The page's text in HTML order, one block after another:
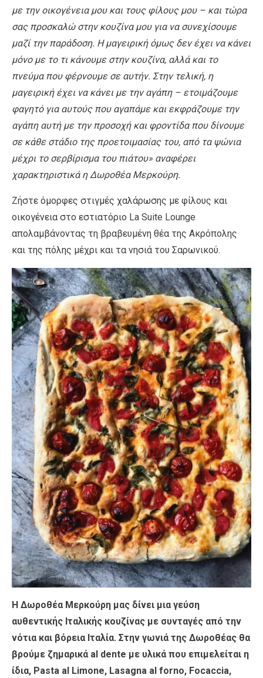
με την οικογένεια μου και τους φίλους μου – και τώρα
σας προσκαλώ στην κουζίνα μου για να συνεχίσουμε
μαζί την παράδοση. Η μαγειρική όμως δεν έχει να κάνει
μόνο με το τι κάνουμε στην κουζίνα, αλλά και το
πνεύμα που φέρνουμε σε αυτήν. Στην τελική, η
μαγειρική έχει να κάνει με την αγάπη – ετοιμάζουμε
φαγητό για αυτούς που αγαπάμε και εκφράζουμε την
αγάπη αυτή με την προσοχή και φροντίδα που δίνουμε
σε κάθε στάδιο της προετοιμασίας του, από τα ψώνια
μέχρι το σερβίρισμα του πιάτου» αναφέρει
χαρακτηριστικά η Δωροθέα Μερκούρη.
Ζήστε όμορφες στιγμές χαλάρωσης με φίλους και
οικογένεια στο εστιατόριο La Suite Lounge
απολαμβάνοντας τη βραβευμένη θέα της Ακρόπολης
και της πόλης μέχρι και τα νησιά του Σαρωνικού.
Η Δωροθέα Μερκούρη μας δίνει μια γεύση
αυθεντικής Ιταλικής κουζίνας με συνταγές από την
νότια και βόρεια Ιταλία. Στην γωνιά της Δωροθέας θα
βρούμε ζημαρικά al dente με υλικά που επιμελείται η
ίδια, Pasta al Limone, Lasagna al forno, Focaccia,